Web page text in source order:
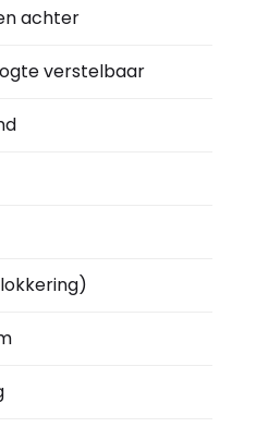
achter
verstelbaar